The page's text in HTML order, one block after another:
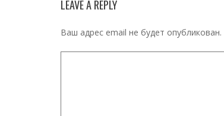
LEAVE A REPLY
Ваш адрес email не будет опубликован.